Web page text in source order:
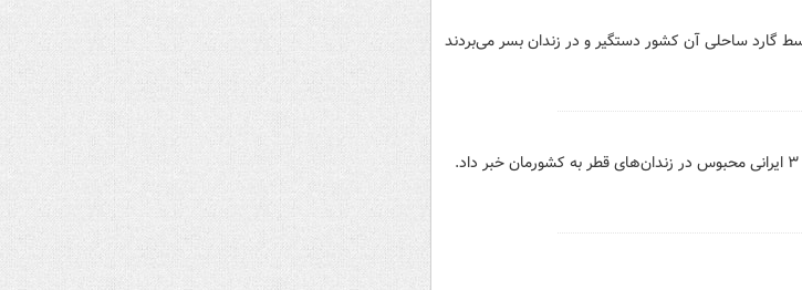
۴ صیاد ایرانی که به علت ورود غیرمجاز به آب‌های سرزمینی قطر توسط گارد ساحلی آن کشور دستگیر و در زندان بسر می‎‌بردند